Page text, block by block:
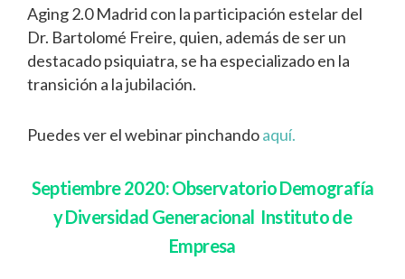
Aging 2.0 Madrid con la participación estelar del
Dr. Bartolomé Freire, quien, además de ser un
destacado psiquiatra, se ha especializado en la
transición a la jubilación.
Puedes ver el webinar pinchandoaquí.
Septiembre 2020: Observatorio Demografía
y Diversidad Generacional Instituto de
Empresa